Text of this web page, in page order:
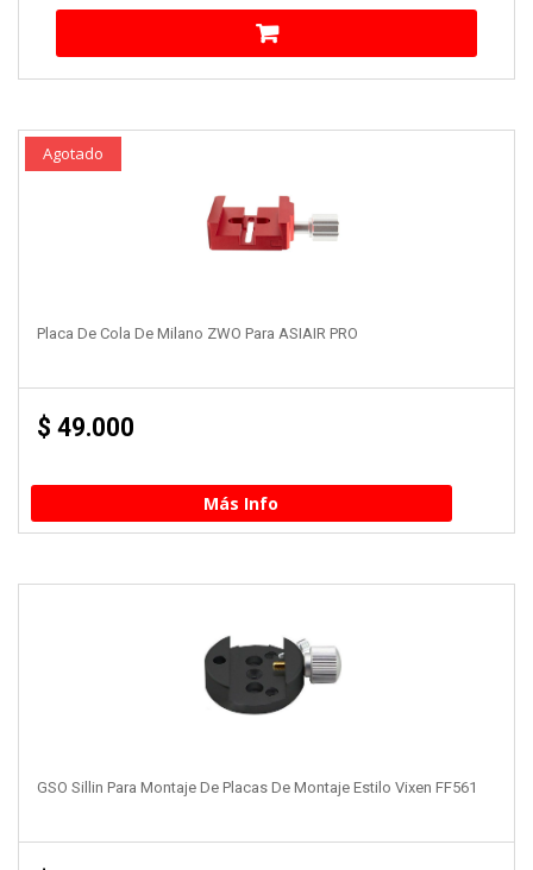
Agotado
Placa De Cola De Milano ZWO Para ASIAIR PRO
$ 49.000
Más Info
GSO Sillin Para Montaje De Placas De Montaje Estilo Vixen FF561